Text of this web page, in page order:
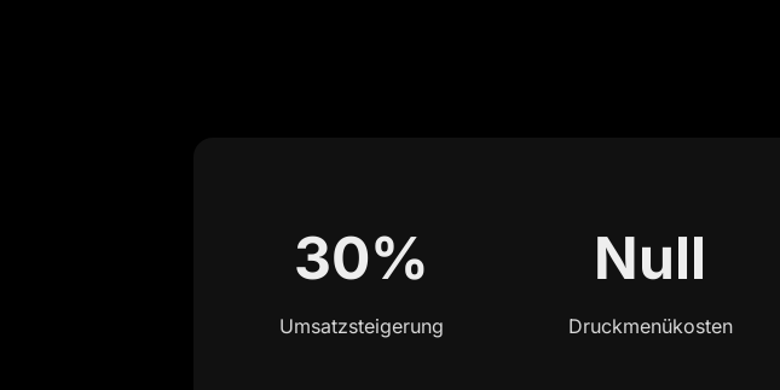
30%
Umsatzsteigerung
Null
Druckmenükosten